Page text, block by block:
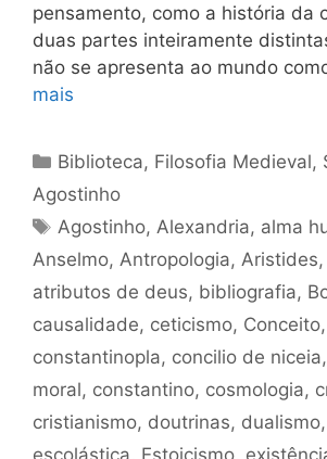
pensamento, como a história da
duas partes inteiramente
não se apresenta ao mundo
mais
Categorias
Biblioteca, Filosofia Medieval,
Agostinho
Tags
Agostinho, Alexandria, alma
Anselmo, Antropologia, Aristides,
atributos de deus, bibliografia,
causalidade, ceticismo, Conceito,
constantinopla, concilio de niceia,
moral, constantino, cosmologia,
cristianismo, doutrinas, dualismo,
escolástica, Estoicismo,